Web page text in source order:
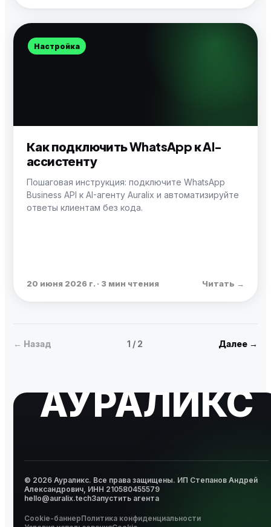
Настройка
Как подключить WhatsApp к AI-
ассистенту
Пошаговая инструкция: подключите WhatsApp
Business API к AI-агенту Auralix и автоматизируйте
ответы клиентам без кода.
20 июня 2026 г. · 3 мин чтения Читать →
← Назад 1 / 2 Далее →
АУРАЛИКС
© 2026 Аураликс. Все права защищены. ИП Степанов Андрей
Александрович, ИНН 210580455579
hello@auralix.techЗапустить агента
Cookie-баннерПолитика конфиденциальности